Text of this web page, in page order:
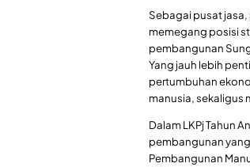
Sebagai pusat
memegang posisi
pembangunan
Yang jauh lebih
pertumbuhan
manusia, sekaligus
Dalam LKPj Tahun
pembangunan
Pembangunan